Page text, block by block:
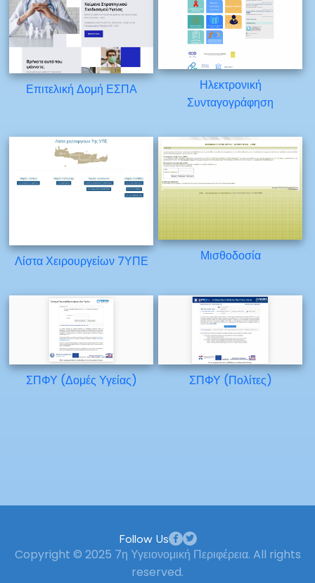
Επιτελική Δομή ΕΣΠΑ
Ηλεκτρονική
Συνταγογράφηση
Λίστα Χειρουργείων 7ΥΠΕ Μισθοδοσία
ΣΠΦΥ (Δομές Υγείας) ΣΠΦΥ (Πολίτες)
Follow Us
Copyright © 2025 7η Υγειονομική Περιφέρεια. All rights
reserved.